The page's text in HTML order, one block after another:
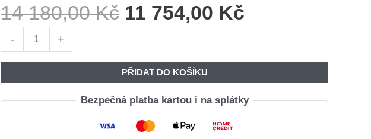
14 180,00Kč Původní
14
180,00 Kč.
11 754,00 Kč
754,00 Kč.
-
s
+
PŘIDAT DO KOŠÍKU
Bezpečná platba kartou i na splátky